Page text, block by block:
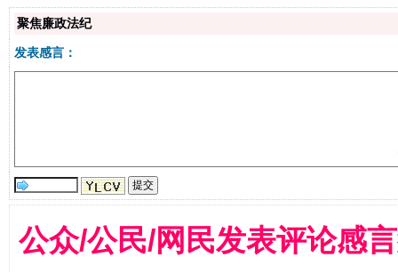
聚焦廉政法纪
发表感言：
公众/公民/网民发表评论感